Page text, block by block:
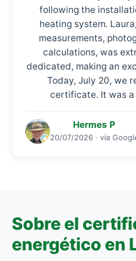
following the
heating system.
measurements,
calculations, was
dedicated, making an
Today, July 20, we
certificate. It was
Hermes P
20/07/2026 · vía
Sobre el
energético en